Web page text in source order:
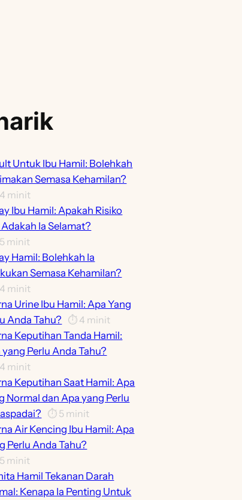
Untuk Ibu Hamil: Bolehkah
Semasa Kehamilan?
4 minit
Ibu Hamil: Apakah Risiko
Ia Selamat?
5 minit
Hamil: Bolehkah Ia
Semasa Kehamilan?
4 minit
Urine Ibu Hamil: Apa Yang
Anda Tahu? ⏱️ 4 minit
Keputihan Tanda Hamil:
yang Perlu Anda Tahu?
4 minit
Keputihan Saat Hamil: Apa
Normal dan Apa yang Perlu
⏱️ 5 minit
Air Kencing Ibu Hamil: Apa
Perlu Anda Tahu?
5 minit
Hamil Tekanan Darah
Kenapa Ia Penting Untuk